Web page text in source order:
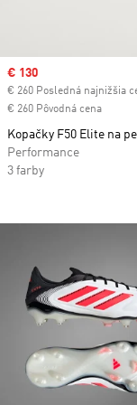
Sale price
€ 130
€ 260 Posledná najnižšia
€ 260 Pôvodná cena
Kopačky F50 Elite na
Performance
3 farby